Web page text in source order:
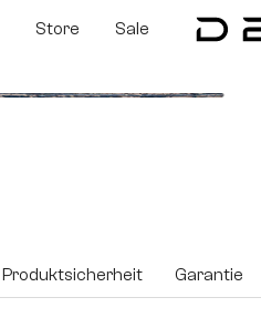
Store Sale
Produktsicherheit Garantie